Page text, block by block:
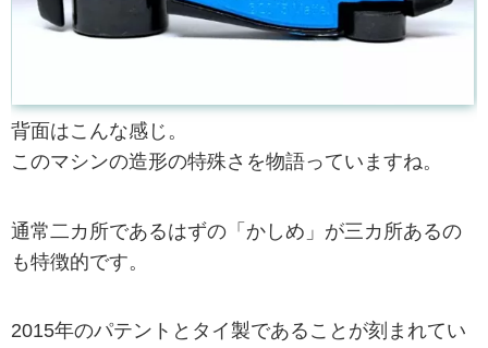
背面はこんな感じ。
このマシンの造形の特殊さを物語っていますね。
通常二カ所であるはずの「かしめ」が三カ所あるの
も特徴的です。
2015年のパテントとタイ製であることが刻まれてい